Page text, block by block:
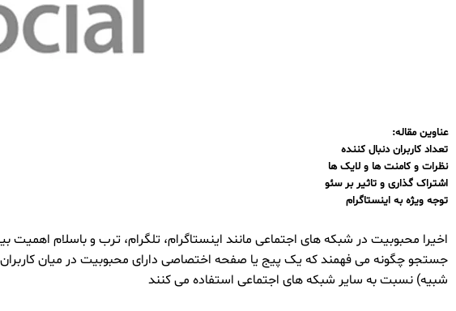
​​​​​​عناوین مقاله:
تعداد کاربران دنبال کننده
نظرات و کامنت ها و لایک ها
اشتراک گذاری و تاثیر بر سئو
توجه ویژه به اینستاگرام
اخیرا محبوبیت در شبکه های اجتماعی مانند اینستاگرام، تلگرام، ترب و باسلام
جستجو چگونه می فهمند که یک پیج یا صفحه اختصاصی دارای محبوبیت در میان
شبیه) نسبت به سایر شبکه های اجتماعی استفاده می کنند